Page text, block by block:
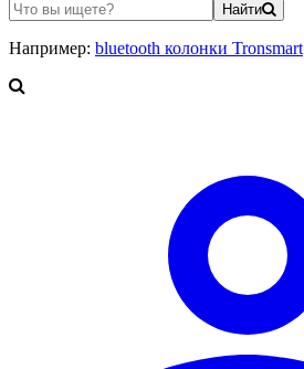
Найти
Например: bluetooth колонки Tronsmart